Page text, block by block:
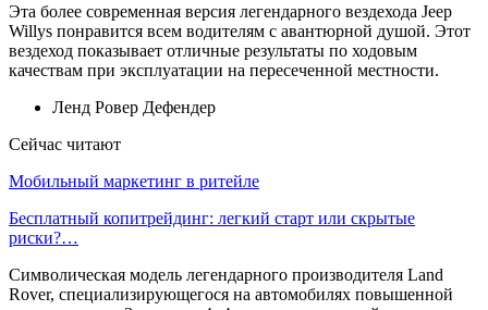
Эта более современная версия легендарного вездехода Jeep
Willys понравится всем водителям с авантюрной душой. Этот
вездеход показывает отличные результаты по ходовым
качествам при эксплуатации на пересеченной местности.
Ленд Ровер Дефендер
Сейчас читают
Мобильный маркетинг в ритейле
Бесплатный копитрейдинг: легкий старт или скрытые
риски?…
Символическая модель легендарного производителя Land
Rover, специализирующегося на автомобилях повышенной